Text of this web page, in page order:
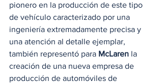
pionero en la producción de este tipo
de vehículo caracterizado por una
ingeniería extremadamente precisa y
una atención al detalle ejemplar,
también representó para McLaren la
creación de una nueva empresa de
producción de automóviles de